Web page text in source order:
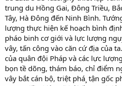
trung du Hồng Gai, Đông Triều,
Tây, Hà Đông đến Ninh Bình.
lượng thực hiện kế hoạch bình
pháo binh cơ giới và lực lượng
vây, tấn công vào căn cứ địa của
của quân đội Pháp và các lực
bọn tề dõng, thám báo, chỉ điểm
vây bắt cán bộ, triệt phá¸ tận gốc